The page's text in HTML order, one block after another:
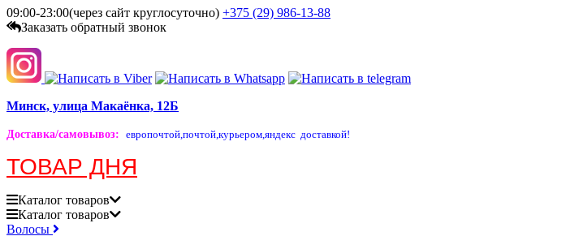
09:00-23:00(через сайт круглосуточно) +375 (29) 986-13-88
Заказать обратный звонок
Минск, улица Макаёнка, 12Б
Доставка/самовывоз: европочтой,почтой,курьером,яндекс доставкой!
ТОВАР ДНЯ
Каталог товаров
Каталог товаров
Волосы